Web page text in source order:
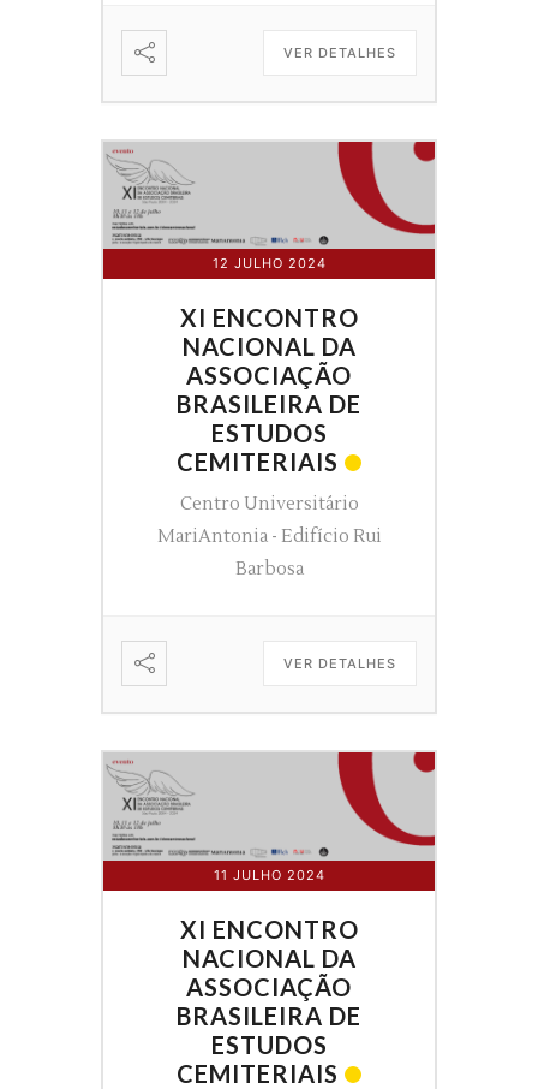
VER DETALHES
12 JULHO 2024
XI ENCONTRO
NACIONAL DA
ASSOCIAÇÃO
BRASILEIRA DE
ESTUDOS
CEMITERIAIS
Centro Universitário
MariAntonia - Edifício Rui
Barbosa
VER DETALHES
11 JULHO 2024
XI ENCONTRO
NACIONAL DA
ASSOCIAÇÃO
BRASILEIRA DE
ESTUDOS
CEMITERIAIS